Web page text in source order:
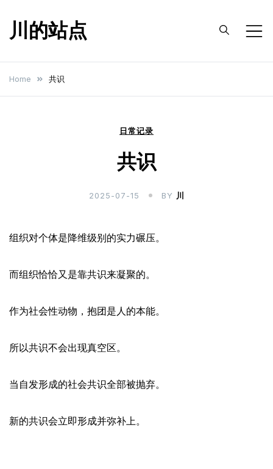
川的站点
Home 共识
日常记录
共识
2025-07-15 BY 川
组织对个体是降维级别的实力碾压。
而组织恰恰又是靠共识来凝聚的。
作为社会性动物，抱团是人的本能。
所以共识不会出现真空区。
当自发形成的社会共识全部被抛弃。
新的共识会立即形成并弥补上。